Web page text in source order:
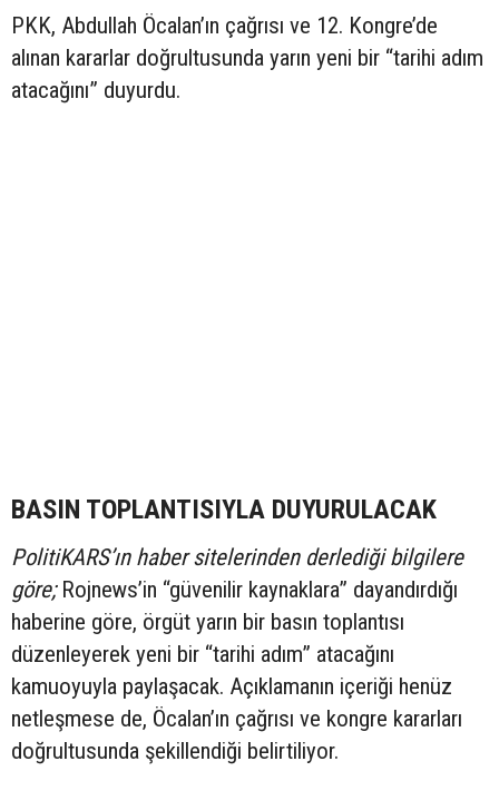
PKK, Abdullah Öcalan’ın çağrısı ve 12. Kongre’de
alınan kararlar doğrultusunda yarın yeni bir “tarihi adım
atacağını” duyurdu.
BASIN TOPLANTISIYLA DUYURULACAK
PolitiKARS’ın haber sitelerinden derlediği bilgilere
göre;Rojnews’in “güvenilir kaynaklara” dayandırdığı
haberine göre, örgüt yarın bir basın toplantısı
düzenleyerek yeni bir “tarihi adım” atacağını
kamuoyuyla paylaşacak. Açıklamanın içeriği henüz
netleşmese de, Öcalan’ın çağrısı ve kongre kararları
doğrultusunda şekillendiği belirtiliyor.